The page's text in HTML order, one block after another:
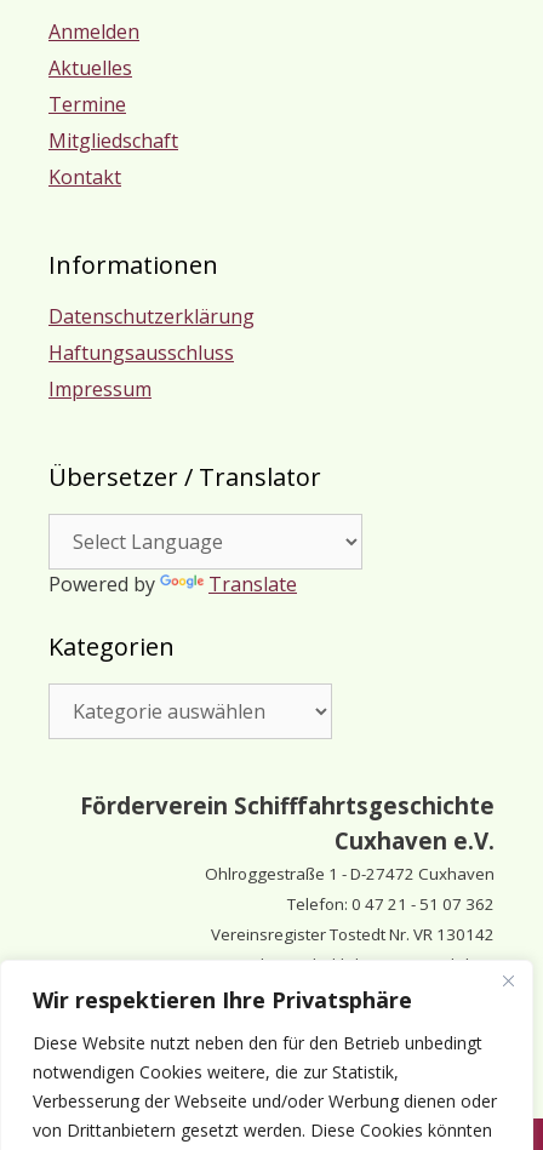
Wir respektieren Ihre Privatsphäre
Diese Website nutzt neben den für den Betrieb unbedingt
notwendigen Cookies weitere, die zur Statistik,
Verbesserung der Webseite und/oder Werbung dienen oder
von Drittanbietern gesetzt werden. Diese Cookies könnten
Anmelden
Aktuelles
Termine
Mitgliedschaft
Kontakt
Informationen
Datenschutzerklärung
Haftungsausschluss
Impressum
Übersetzer / Translator
Powered by Translate
Kategorien
Förderverein Schifffahrtsgeschichte
Cuxhaven e.V.
Ohlroggestraße 1 - D-27472 Cuxhaven
Telefon: 0 47 21 - 51 07 362
Vereinsregister Tostedt Nr. VR 130142
Vorsitzender & inhaltlich Verantwortlicher:
Horst Huthsfeldt
Stellv. Vorsitzender: Eberhard Hewicker